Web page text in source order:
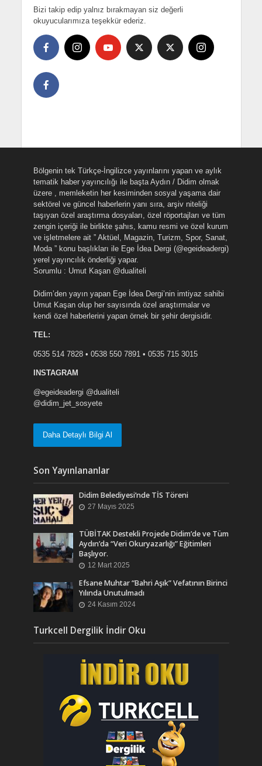
Bizi takip edip yalnız bırakmayan siz değerli
okuyucularımıza teşekkür ederiz.
Bölgenin tek Türkçe-İngilizce yayınlarını yapan ve aylık
tematik haber yayıncılığı ile başta Aydın / Didim olmak
üzere , memleketin her kesiminden sosyal yaşama dair
sektörel ve güncel haberlerin yanı sıra, arşiv niteliği
taşıyan özel araştırma dosyaları, özel röportajları ve tüm
zengin içeriği ile birlikte şahıs, kamu resmi ve özel kurum
ve işletmelere ait ” Aktüel, Magazin, Turizm, Spor, Sanat,
Moda ” konu başlıkları ile Ege İdea Dergi (@egeideadergi)
yerel yayıncılık önderliği yapar.
Sorumlu : Umut Kaşan @dualiteli
Didim’den yayın yapan Ege İdea Dergi’nin imtiyaz sahibi
Umut Kaşan olup her sayısında özel araştırmalar ve
kendi özel haberlerini yapan örnek bir şehir dergisidir.
TEL:
0535 514 7828 • 0538 550 7891 • 0535 715 3015
INSTAGRAM
@egeideadergi @dualiteli
@didim_jet_sosyete
Daha Detaylı Bilgi Al
Son Yayınlananlar
Didim Belediyesi’nde TİS Töreni
27 Mayıs 2025
TÜBİTAK Destekli Projede Didim’de ve Tüm
Aydın’da “Veri Okuryazarlığı” Eğitimleri
Başlıyor.
12 Mart 2025
Efsane Muhtar “Bahri Aşık” Vefatının Birinci
Yılında Unutulmadı
24 Kasım 2024
Turkcell Dergilik İndir Oku